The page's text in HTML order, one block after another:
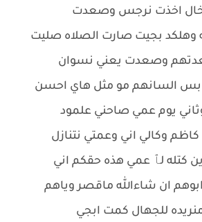
خال اخذت نرجس وصعدت
بجيت صارت الصلاه صليت
وصعدت يعني نسوان
بس السانهم مو مثل هاي احسن
يوم عمي صاحني علمود
وكالي اني وعمتي نتنازل
كتله لٱ عمي هذه حقكم اني
ان شاءالله ماقصر وياهم
للجهال كمت ابجي